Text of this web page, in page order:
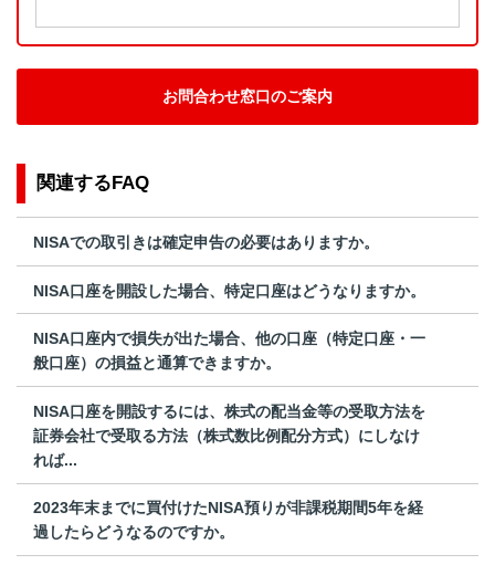
お問合わせ窓口のご案内
関連するFAQ
NISAでの取引きは確定申告の必要はありますか。
NISA口座を開設した場合、特定口座はどうなりますか。
NISA口座内で損失が出た場合、他の口座（特定口座・一
般口座）の損益と通算できますか。
NISA口座を開設するには、株式の配当金等の受取方法を
証券会社で受取る方法（株式数比例配分方式）にしなけ
れば...
2023年末までに買付けたNISA預りが非課税期間5年を経
過したらどうなるのですか。